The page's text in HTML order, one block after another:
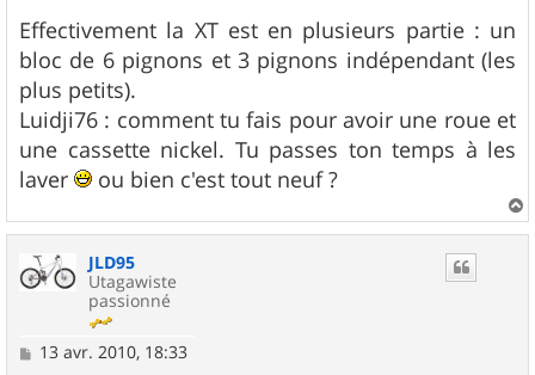
s
s
a
g
e
Effectivement la XT est en plusieurs partie : un
bloc de 6 pignons et 3 pignons indépendant (les
plus petits).
Luidji76 : comment tu fais pour avoir une roue et
une cassette nickel. Tu passes ton temps à les
laver
ou bien c'est tout neuf ?
a
JLD95
Utagawiste
passionné
M13 avr. 2010, 18:33